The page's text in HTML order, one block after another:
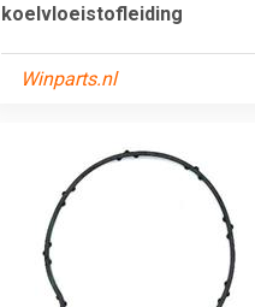
koelvloeistofleiding
Winparts.nl